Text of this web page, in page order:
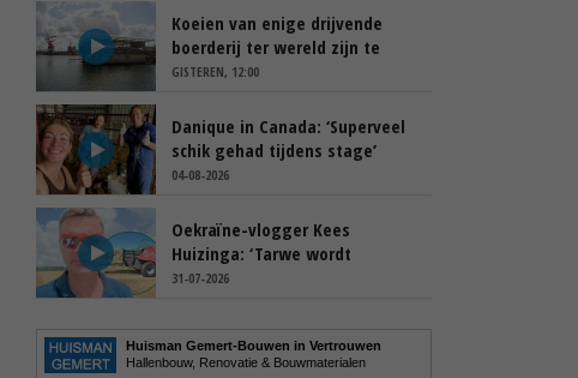
Koeien van enige drijvende
boerderij ter wereld zijn te
koop
GISTEREN, 12:00
Danique in Canada: ‘Superveel
schik gehad tijdens stage’
04-08-2026
Oekraïne-vlogger Kees
Huizinga: ‘Tarwe wordt
geperst, koeien hebben stro
31-07-2026
Huisman Gemert-Bouwen in Vertrouwen
Hallenbouw, Renovatie & Bouwmaterialen